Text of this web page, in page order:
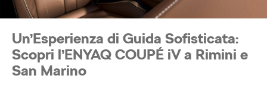
Un’Esperienza di Guida Sofisticata:
Scopri l’ENYAQ COUPÉ iV a Rimini e
San Marino